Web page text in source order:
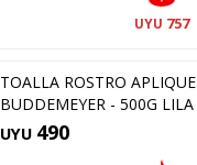
UYU 757
TOALLA ROSTRO
BUDDEMEYER - 500G
UYU 490